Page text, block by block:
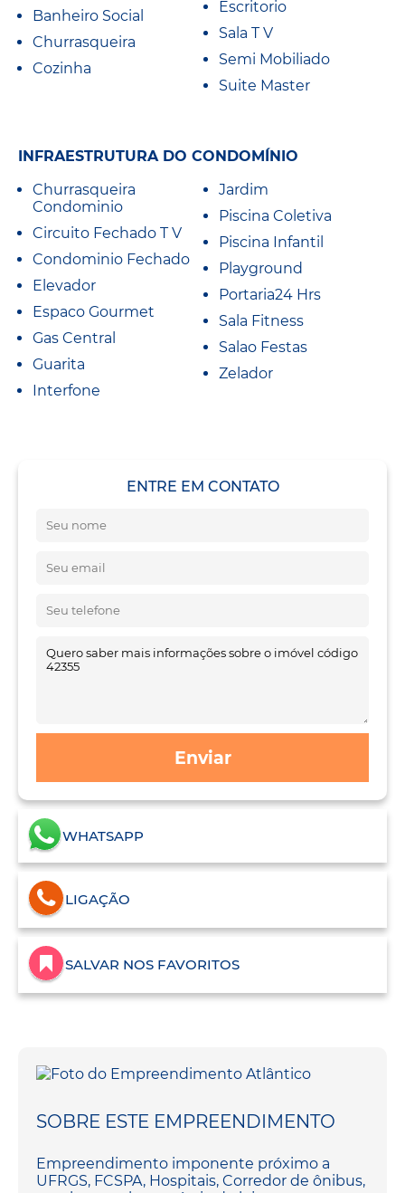
Banheiro Social
Churrasqueira
Cozinha
Escritorio
Sala T V
Semi Mobiliado
Suite Master
INFRAESTRUTURA DO CONDOMÍNIO
Churrasqueira
Condominio
Circuito Fechado T V
Condominio Fechado
Elevador
Espaco Gourmet
Gas Central
Guarita
Interfone
Jardim
Piscina Coletiva
Piscina Infantil
Playground
Portaria24 Hrs
Sala Fitness
Salao Festas
Zelador
ENTRE EM CONTATO
Enviar
WHATSAPP
LIGAÇÃO
SALVAR NOS FAVORITOS
SOBRE ESTE EMPREENDIMENTO
Empreendimento imponente próximo a
UFRGS, FCSPA, Hospitais, Corredor de ônibus,